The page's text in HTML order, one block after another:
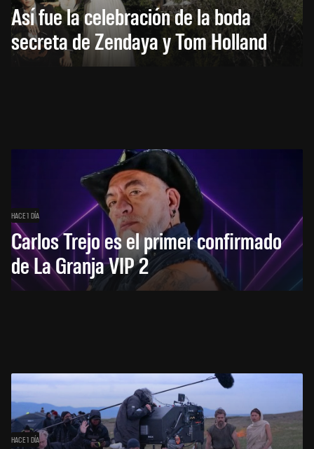
Así fue la celebración de la boda
secreta de Zendaya y Tom Holland
HACE 1 DÍA
Carlos Trejo es el primer confirmado
de La Granja VIP 2
HACE 1 DÍA